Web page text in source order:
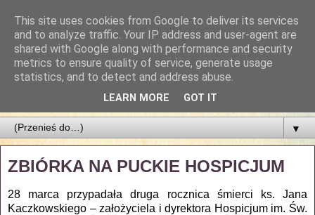
Parafia Najświętszego
Zbawiciela
PARAFIA NAJŚWIĘTSZEGO ZBAWICIELA W ŁODZI
▼
ZBIÓRKA NA PUCKIE HOSPICJUM
28 marca przypadała druga rocznica śmierci ks. Jana
Kaczkowskiego – założyciela i dyrektora Hospicjum im. Św.
This site uses cookies from Google to deliver its services
and to analyze traffic. Your IP address and user-agent are
shared with Google along with performance and security
metrics to ensure quality of service, generate usage
statistics, and to detect and address abuse.
LEARN MORE GOT IT